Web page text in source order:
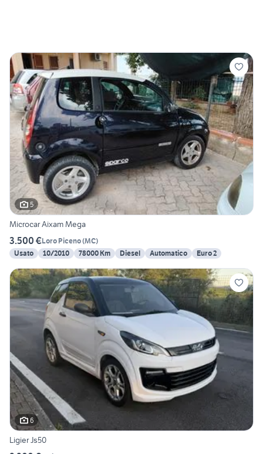
5
Microcar Aixam Mega
3.500 €Loro Piceno(MC)
Usato
10/2010 78000 Km Diesel Automatico Euro 2
6
Ligier Js50